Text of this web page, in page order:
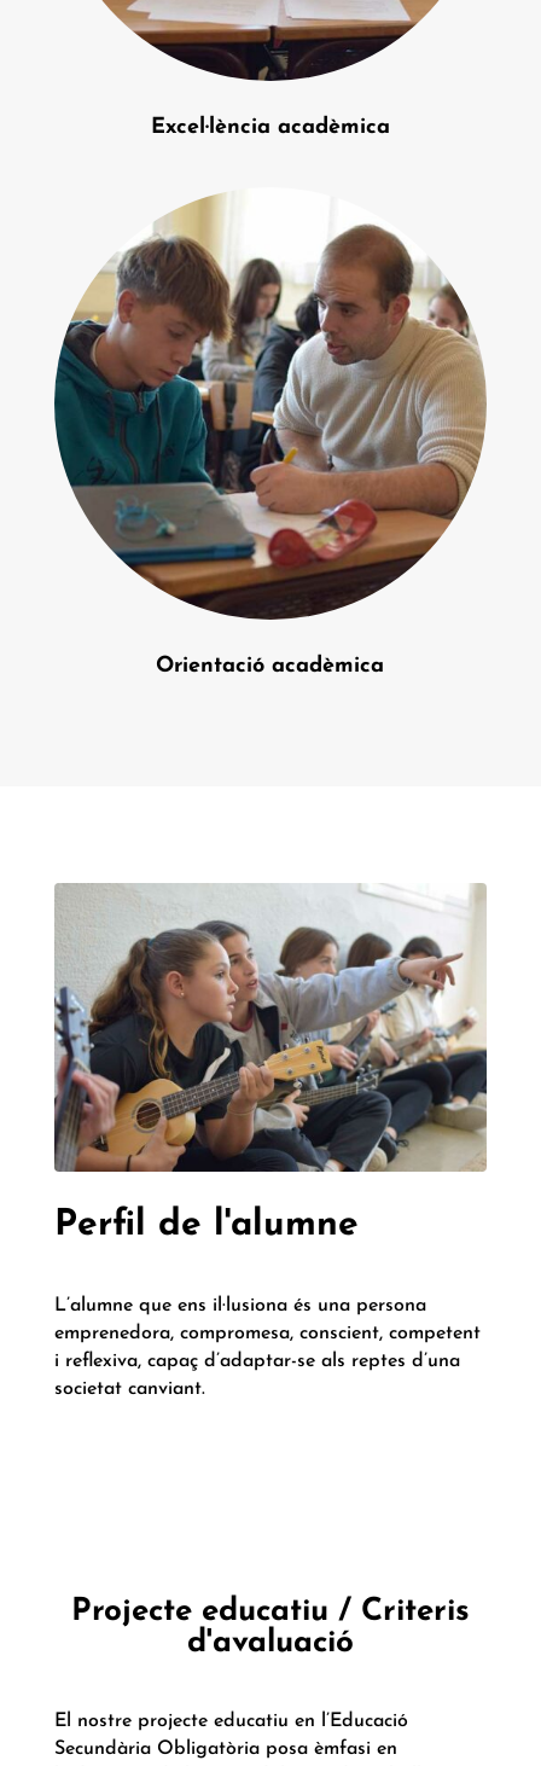
Excel·lència acadèmica
Orientació acadèmica
Perfil de l'alumne
L’alumne que ens il·lusiona és una persona
emprenedora, compromesa, conscient, competent
i reflexiva, capaç d’adaptar-se als reptes d’una
societat canviant.
Projecte educatiu / Criteris
d'avaluació
El nostre projecte educatiu en l’Educació
Secundària Obligatòria posa èmfasi en